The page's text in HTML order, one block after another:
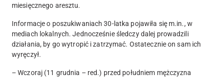
miesięcznego aresztu.
Informacje o poszukiwaniach 30-latka pojawiła się m.in., w
mediach lokalnych. Jednocześnie śledczy dalej prowadzili
działania, by go wytropić i zatrzymać. Ostatecznie on sam ich
wyręczył.
– Wczoraj (11 grudnia – red.) przed południem mężczyzna